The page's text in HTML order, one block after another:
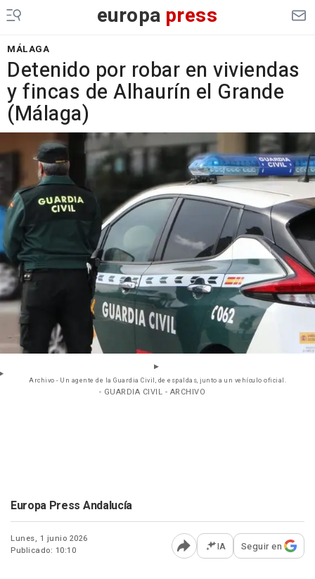
europa press
MÁLAGA
Detenido por robar en viviendas
y fincas de Alhaurín el Grande
(Málaga)
Archivo - Un agente de la Guardia Civil, de espaldas, junto a un vehículo oficial.
- GUARDIA CIVIL - ARCHIVO
Europa Press Andalucía
Lunes, 1 junio 2026
Publicado: 10:10
Abrir opciones para
IA Seguir en